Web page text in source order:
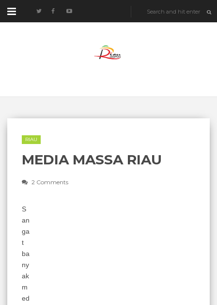
RIAU
MEDIA MASSA RIAU
2 Comments
S
an
ga
t
ba
ny
ak
m
ed